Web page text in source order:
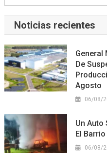
Noticias recientes
General
De
Agosto
06/08/
Un Auto
El
06/08/